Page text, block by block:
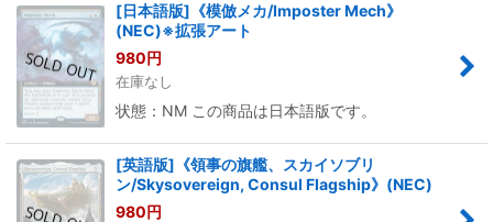
[日本語版]《模倣メカ/Imposter Mech》
(NEC)※拡張アート
980円
在庫なし
状態：NM この商品は日本語版です。
[英語版]《領事の旗艦、スカイソブリ
ン/Skysovereign, Consul Flagship》(NEC)
980円